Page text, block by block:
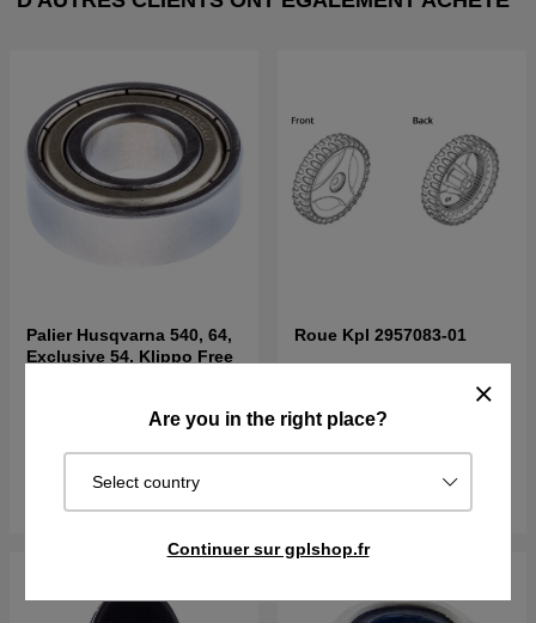
Are you in the right place?
Select country
Continuer sur gplshop.fr
Palier Husqvarna 540, 64,
Exclusive 54, Klippo Free
En stock
Acheter
Roue Kpl 2957083-01
Sur commande. Exp. sous 2–5
j